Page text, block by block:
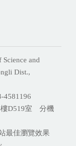
and
Dist.,
D519室 分機
最佳瀏覽效果